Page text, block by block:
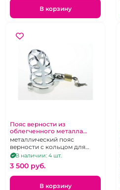
В корзину
Пояс верности из
облегченного металла
"Клетка"
металлический пояс
верности с кольцом для
мошонки
В наличии: 4 шт.
3 500 pуб.
В корзину